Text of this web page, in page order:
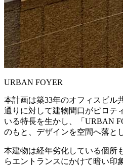
URBAN FOYER
本計画は築33年のオフィスビル
通りに対して建物間口がピロテ
いる特長を生かし、「URBAN
のもと、デザインを空間へ落と
本建物は経年劣化している個所
らエントランスにかけて暗い印